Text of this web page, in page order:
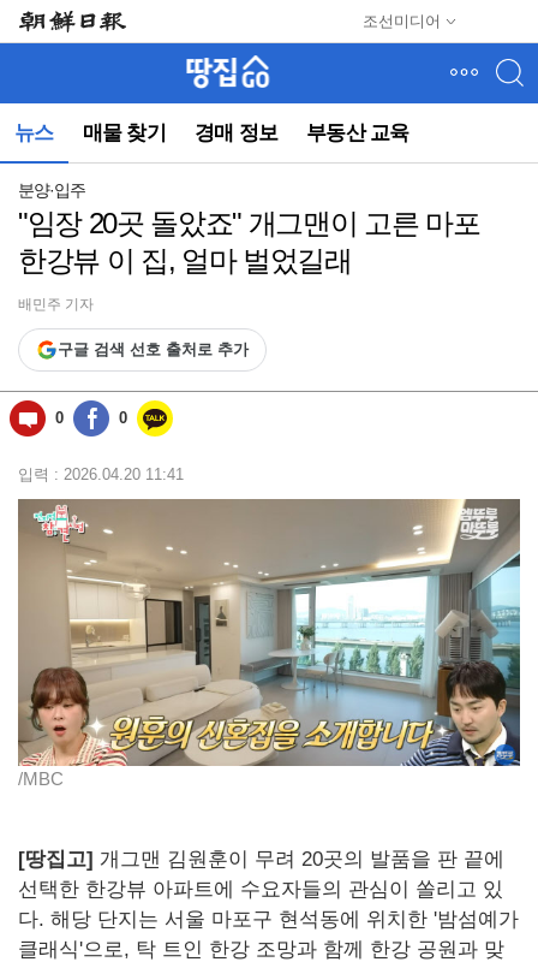
조선미디어
뉴
(컨
동)
뉴스 매물 찾기 경매 정보 부동산 교육
분양·입주
"임장 20곳 돌았죠" 개그맨이 고른 마포
한강뷰 이 집, 얼마 벌었길래
배민주 기자
구글 검색 선호 출처로 추가
0 0
입력 : 2026.04.20 11:41
/MBC
[땅집고] 개그맨 김원훈이 무려 20곳의 발품을 판 끝에
선택한 한강뷰 아파트에 수요자들의 관심이 쏠리고 있
다. 해당 단지는 서울 마포구 현석동에 위치한 '밤섬예가
클래식'으로, 탁 트인 한강 조망과 함께 한강 공원과 맞